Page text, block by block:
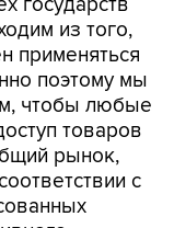
государств
из того,
применяться
поэтому мы
чтобы любые
товаров
рынок,
с